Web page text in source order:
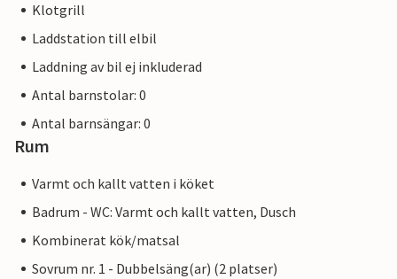
Klotgrill
Laddstation till elbil
Laddning av bil ej inkluderad
Antal barnstolar: 0
Antal barnsängar: 0
Rum
Varmt och kallt vatten i köket
Badrum - WC: Varmt och kallt vatten, Dusch
Kombinerat kök/matsal
Sovrum nr. 1 - Dubbelsäng(ar) (2 platser)